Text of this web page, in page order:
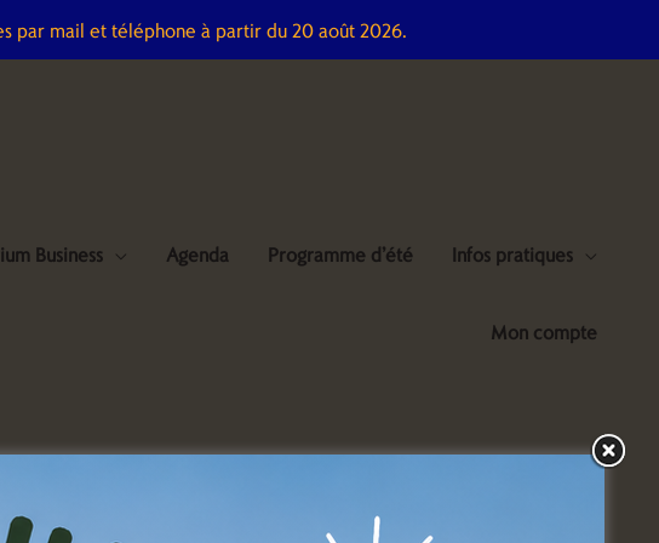
par mail et téléphone à partir du 20 août 2026.
Business Agenda Programme d’été Infos pratiques
Mon compte